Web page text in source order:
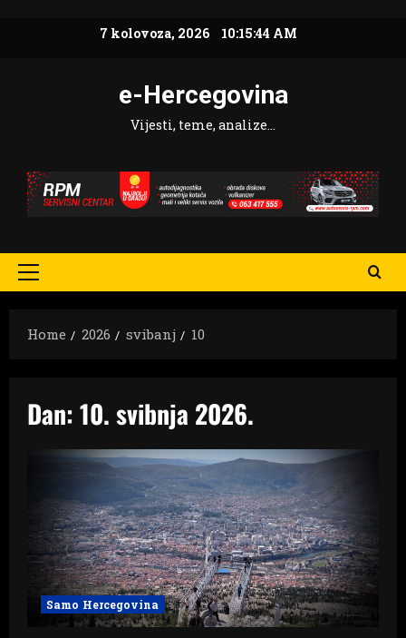
7 kolovoza, 2026 10:15:46 AM
e-Hercegovina
Vijesti, teme, analize…
Primary
Home
2026 svibanj 10
Dan:10. svibnja 2026.
Samo Hercegovina